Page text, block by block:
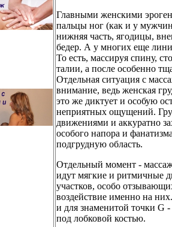
Главными женскими
пальцы ног (как и у
нижняя часть, ягодицы,
бедер. А у многих еще
То есть, массируя спину,
талии, а после особенно
Отдельная ситуация с
внимание, ведь женская
это же диктует и особую
неприятных ощущений.
движениями и аккуратно
особого напора и
подгрудную область.
Отдельный момент -
идут мягкие и ритмичные
участков, особо
воздействие именно на
и для знаменитой точки G
под лобковой костью.